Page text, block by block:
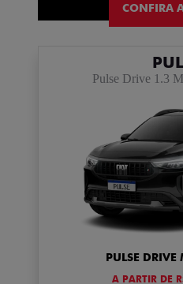
CONFIRA
Pulse Drive 1.3
PULSE
A PARTIR DE